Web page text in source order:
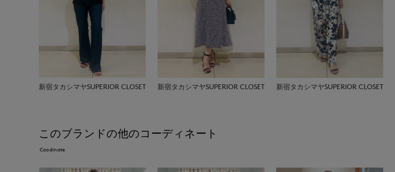
新宿タカシマヤSUPERIOR CLOSET 新宿タカシマヤSUPERIOR CLOSET 新宿タカシマヤSUPERIOR CLOSET
このブランドの他のコーディネート
Coodinate